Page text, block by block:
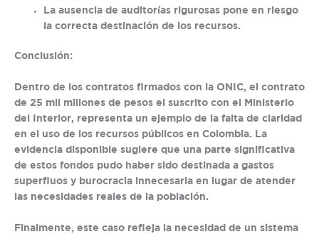
La ausencia de auditorías rigurosas pone en riesgo
la correcta destinación de los recursos.
Conclusión:
Dentro de los contratos firmados con la ONIC, el contrato
de 25 mil millones de pesos el suscrito con el Ministerio
del Interior, representa un ejemplo de la falta de claridad
en el uso de los recursos públicos en Colombia. La
evidencia disponible sugiere que una parte significativa
de estos fondos pudo haber sido destinada a gastos
superfluos y burocracia innecesaria en lugar de atender
las necesidades reales de la población.
Finalmente, este caso refleja la necesidad de un sistema